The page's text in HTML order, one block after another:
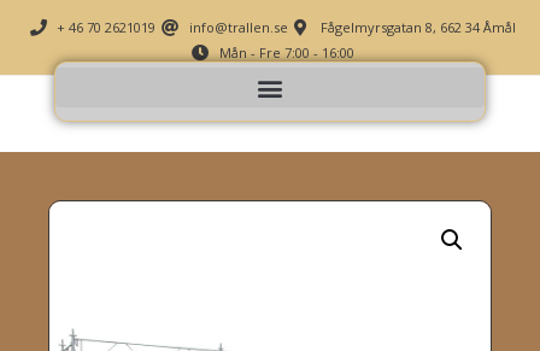
+ 46 70 2621019 info@trallen.se
Fågelmyrsgatan 8, 662 34 Åmål
Mån - Fre 7:00 - 16:00